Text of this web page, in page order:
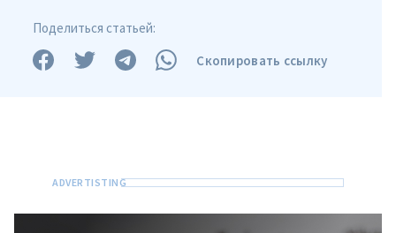
Поделиться статьей:
Скопировать ссылку